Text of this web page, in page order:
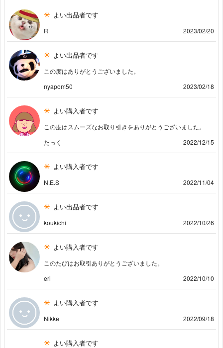
よい出品者です
R 2023/02/20
よい出品者です
この度はありがとうございました。
nyapom50
2023/02/18
よい購入者です
この度はスムーズなお取り引きをありがとうございました。
たっく
2022/12/15
よい購入者です
N.E.S 2022/11/04
よい出品者です
koukichi 2022/10/26
よい購入者です
このたびはお取引ありがとうございました。
eri
2022/10/10
よい購入者です
Nikke 2022/09/18
よい購入者です